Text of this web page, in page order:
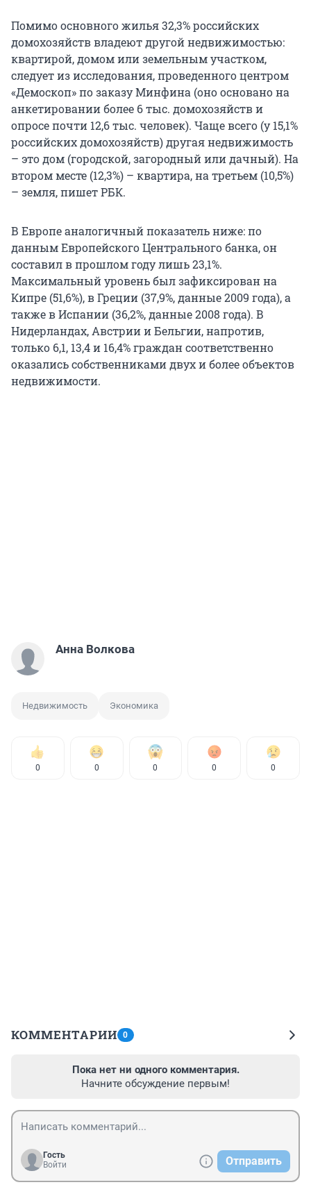
Помимо основного жилья 32,3% российских
домохозяйств владеют другой недвижимостью:
квартирой, домом или земельным участком,
следует из исследования, проведенного центром
«Демоскоп» по заказу Минфина (оно основано на
анкетировании более 6 тыс. домохозяйств и
опросе почти 12,6 тыс. человек). Чаще всего (у 15,1%
российских домохозяйств) другая недвижимость
– это дом (городской, загородный или дачный). На
втором месте (12,3%) – квартира, на третьем (10,5%)
– земля, пишет РБК.
В Европе аналогичный показатель ниже: по
данным Европейского Центрального банка, он
составил в прошлом году лишь 23,1%.
Максимальный уровень был зафиксирован на
Кипре (51,6%), в Греции (37,9%, данные 2009 года), а
также в Испании (36,2%, данные 2008 года). В
Нидерландах, Австрии и Бельгии, напротив,
только 6,1, 13,4 и 16,4% граждан соответственно
оказались собственниками двух и более объектов
недвижимости.
Анна Волкова
Недвижимость Экономика
0 0 0 0 0
КОММЕНТАРИИ 0
Пока нет ни одного комментария.
Начните обсуждение первым!
Гость
Войти
Отправить